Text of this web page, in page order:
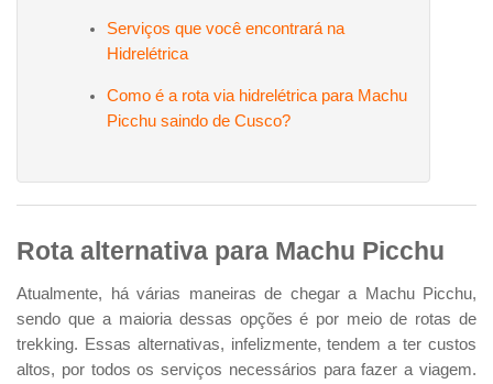
Serviços que você encontrará na
Hidrelétrica
Como é a rota via hidrelétrica para Machu
Picchu saindo de Cusco?
Rota alternativa para Machu Picchu
Atualmente, há várias maneiras de chegar a Machu Picchu,
sendo que a maioria dessas opções é por meio de rotas de
trekking. Essas alternativas, infelizmente, tendem a ter custos
altos, por todos os serviços necessários para fazer a viagem.